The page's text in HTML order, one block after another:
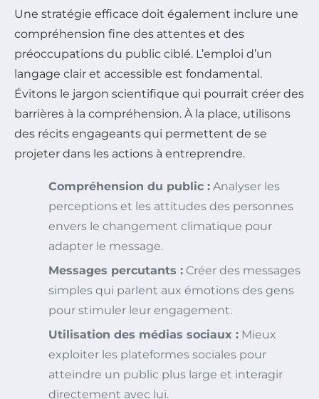
Une stratégie efficace doit également inclure une
compréhension fine des attentes et des
préoccupations du public ciblé. L’emploi d’un
langage clair et accessible est fondamental.
Évitons le jargon scientifique qui pourrait créer des
barrières à la compréhension. À la place, utilisons
des récits engageants qui permettent de se
projeter dans les actions à entreprendre.
Compréhension du public : Analyser les
perceptions et les attitudes des personnes
envers le changement climatique pour
adapter le message.
Messages percutants : Créer des messages
simples qui parlent aux émotions des gens
pour stimuler leur engagement.
Utilisation des médias sociaux : Mieux
exploiter les plateformes sociales pour
atteindre un public plus large et interagir
directement avec lui.